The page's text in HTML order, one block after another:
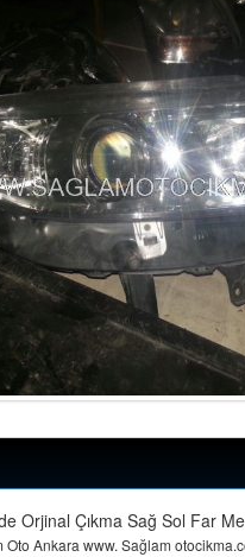
Orjinal Çıkma Sağ Sol Far
Ankara www. Sağlam